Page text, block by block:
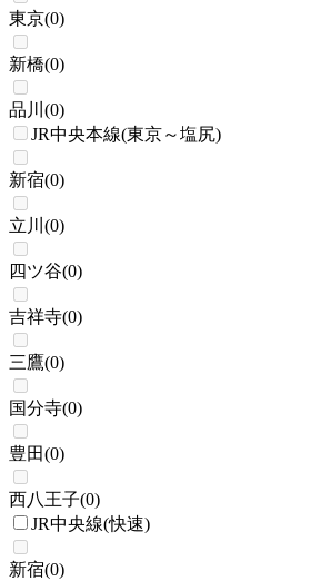
東京(0)
新橋(0)
品川 (0)
JR中央本線(東京～塩尻)
新宿(0)
立川 (0)
四ツ谷(0)
吉祥寺(0)
三鷹(0)
国分寺(0)
豊田(0)
西八王子(0)
JR中央線(快速)
新宿(0)